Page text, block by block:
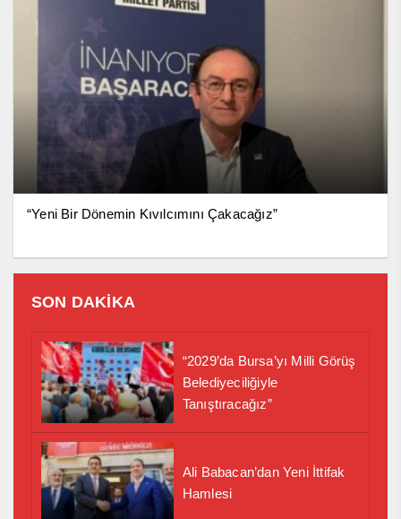
“Yeni Bir Dönemin Kıvılcımını Çakacağız”
SON DAKİKA
“2029’da Bursa’yı Milli Görüş
Belediyeciliğiyle
Tanıştıracağız”
Ali Babacan’dan Yeni İttifak
Hamlesi